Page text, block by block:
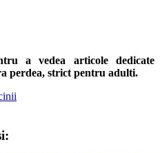
a vedea articole dedicate
perdea, strict pentru adulti.